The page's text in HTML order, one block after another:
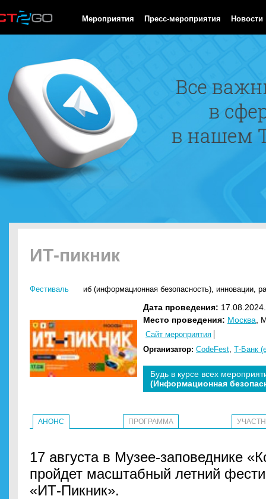
Мероприятия Пресс-мероприятия Новости
ИТ-пикник
Фестиваль иб (информационная безопасность), инновации,
Дата проведения:
Место проведения: Москва ,
Сайт мероприятия
Организатор: CodeFest, Т-Банк
Будь в курсе всех
(Информационная
АНОНС ПРОГРАММА
17 августа в Музее-заповеднике
пройдет масштабный летний
«ИТ-Пикник».